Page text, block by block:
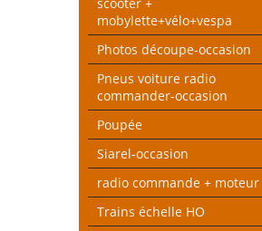
mobylette+vélo+vespa
Photos découpe-occasion
Pneus voiture radio
commander-occasion
Poupée
Siarel-occasion
radio commande + moteur
Trains échelle HO